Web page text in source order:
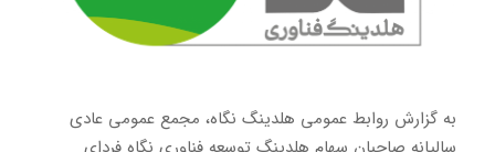
به گزارش روابط عمومی هلدینگ نگاه، مجمع عمومی عادی